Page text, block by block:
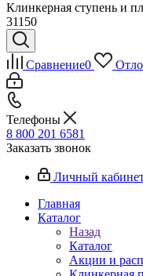
Клинкерная ступень и
31150
Сравнение0
Телефоны
8 800 201 6581
Заказать звонок
Личный
Главная
Каталог
Назад
Каталог
Акции и